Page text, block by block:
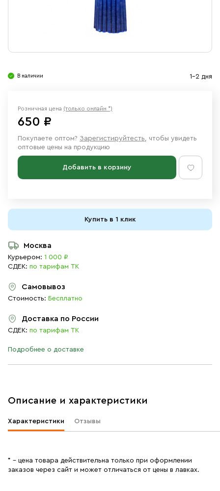
В наличии 1-2 дня
Розничная цена (только онлайн *)
650 ₽
Покупаете оптом? Зарегистируйтесть, чтобы увидеть
оптовые цены на продукцию
Добавить в корзину
Купить в 1 клик
Москва
Курьером: 1 000 ₽
СДЕК: по тарифам ТК
Самовывоз
Стоимость: Бесплатно
Доставка по России
СДЕК: по тарифам ТК
Подробнее о доставке
Описание и характеристики
Характеристики Отзывы
* – цена товара действительна только при оформлении
заказов через сайт и может отличаться от цены в лавках.